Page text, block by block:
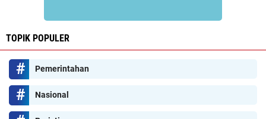
TOPIK POPULER
Pemerintahan
Nasional